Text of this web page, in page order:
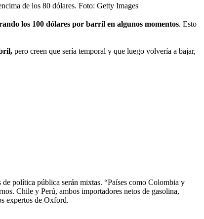
de los 80 dólares. Foto: Getty Images
los 100 dólares por barril en algunos momentos. Esto
pero creen que sería temporal y que luego volvería a bajar,
política pública serán mixtas. “Países como Colombia y
Chile y Perú, ambos importadores netos de gasolina,
expertos de Oxford.